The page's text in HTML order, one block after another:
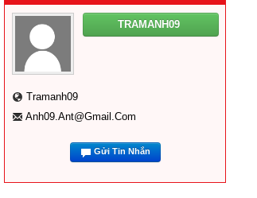
TRAMANH09
Tramanh09
Anh09.ant@gmail.com
Gửi Tin Nhắn